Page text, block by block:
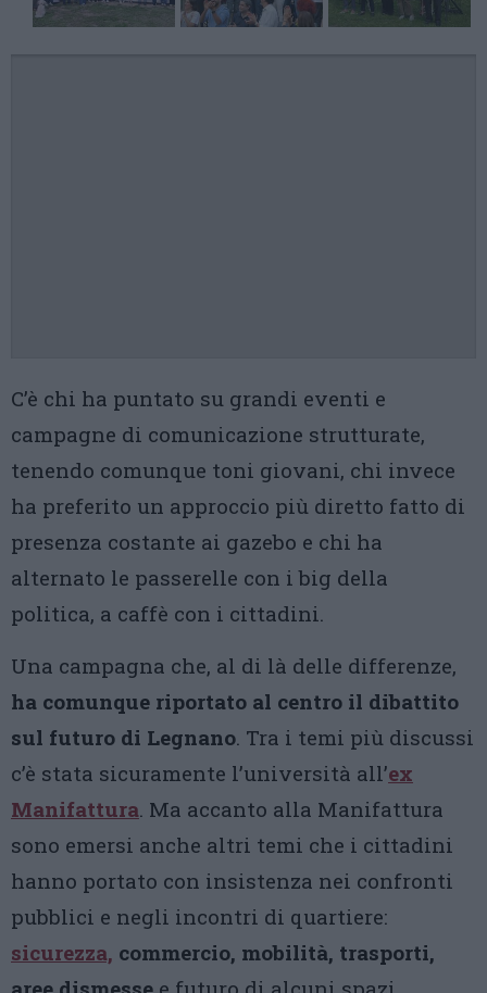
C’è chi ha puntato su grandi eventi e
campagne di comunicazione strutturate,
tenendo comunque toni giovani, chi invece
ha preferito un approccio più diretto fatto di
presenza costante ai gazebo e chi ha
alternato le passerelle con i big della
politica, a caffè con i cittadini.
Una campagna che, al di là delle differenze,
ha comunque riportato al centro il dibattito
sul futuro di Legnano. Tra i temi più discussi
c’è stata sicuramente l’università all’ex
Manifattura. Ma accanto alla Manifattura
sono emersi anche altri temi che i cittadini
hanno portato con insistenza nei confronti
pubblici e negli incontri di quartiere:
sicurezza, commercio, mobilità, trasporti,